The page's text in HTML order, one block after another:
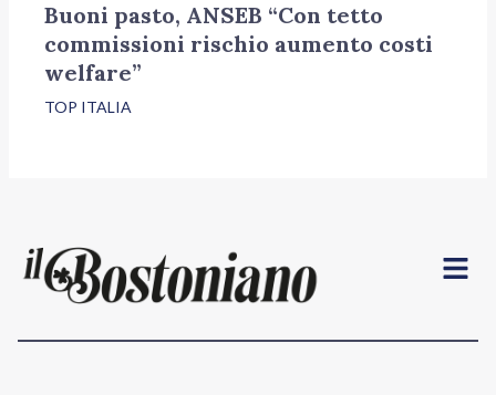
Buoni pasto, ANSEB “Con tetto
commissioni rischio aumento costi
welfare”
TOP ITALIA
Menu